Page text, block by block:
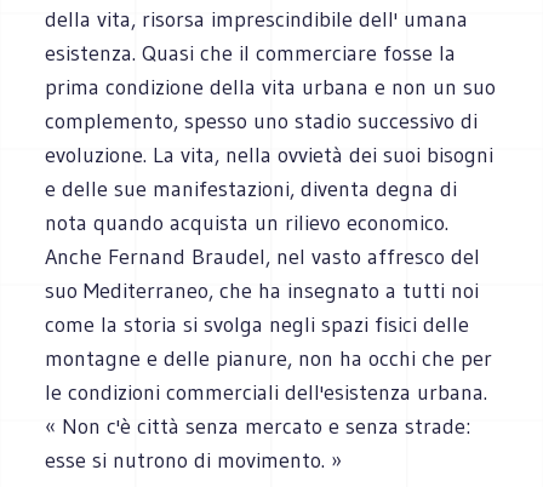
della vita, risorsa imprescindibile dell' umana
esistenza. Quasi che il commerciare fosse la
prima condizione della vita urbana e non un suo
complemento, spesso uno stadio successivo di
evoluzione. La vita, nella ovvietà dei suoi bisogni
e delle sue manifestazioni, diventa degna di
nota quando acquista un rilievo economico.
Anche Fernand Braudel, nel vasto affresco del
suo Mediterraneo, che ha insegnato a tutti noi
come la storia si svolga negli spazi fisici delle
montagne e delle pianure, non ha occhi che per
le condizioni commerciali dell'esistenza urbana.
« Non c'è città senza mercato e senza strade:
esse si nutrono di movimento. »